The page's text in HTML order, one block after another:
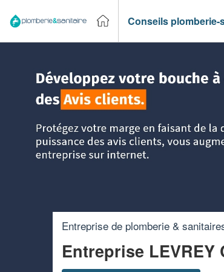
Conseils plomberie-
Entreprise de plomberie &
Entreprise LEVREY